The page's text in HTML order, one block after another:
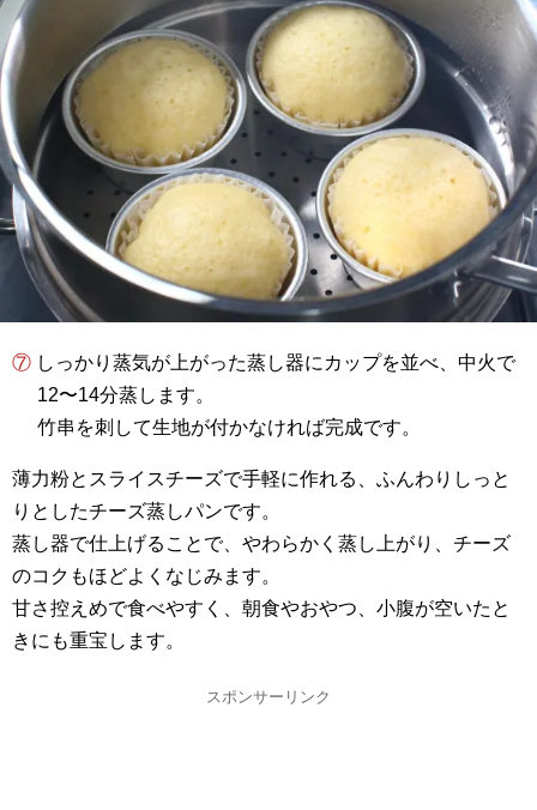
⑦ しっかり蒸気が上がった蒸し器にカップを並べ、中火で
12〜14分蒸します。
竹串を刺して生地が付かなければ完成です。
薄力粉とスライスチーズで手軽に作れる、ふんわりしっと
りとしたチーズ蒸しパンです。
蒸し器で仕上げることで、やわらかく蒸し上がり、チーズ
のコクもほどよくなじみます。
甘さ控えめで食べやすく、朝食やおやつ、小腹が空いたと
きにも重宝します。
スポンサーリンク